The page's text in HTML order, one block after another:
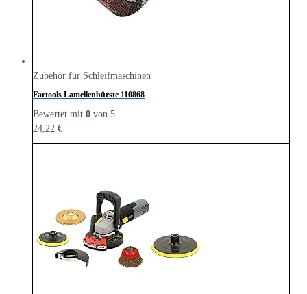
Zubehör für Schleifmaschinen
Fartools Lamellenbürste 110868
Bewertet mit0 von 5
24,22€